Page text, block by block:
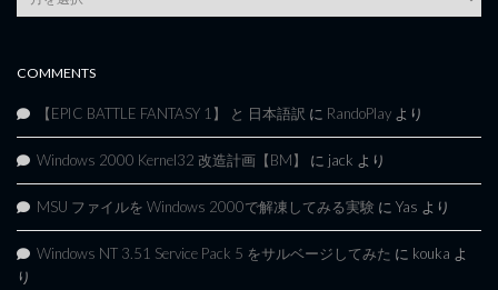
Archives
COMMENTS
【EPIC BATTLE FANTASY 1】 と 日本語訳 に RandoPlay より
Windows 2000 Kernel32 改造計画【BM】 に jack より
MSU ファイルを Windows 2000で解凍してみる実験 に Yas より
Windows NT 3.51 Service Pack 5 をサルベージしてみた に kouka よ
り